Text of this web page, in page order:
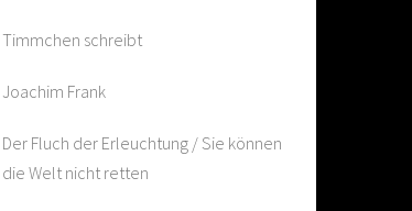
Timmchen schreibt
Joachim Frank
Der Fluch der Erleuchtung / Sie können
die Welt nicht retten